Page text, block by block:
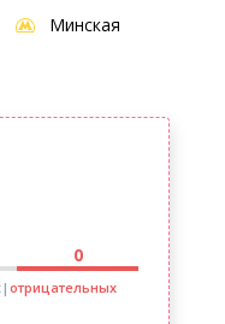
Минская
0
| отрицательных